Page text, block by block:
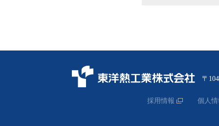
〒
採用情報 個人